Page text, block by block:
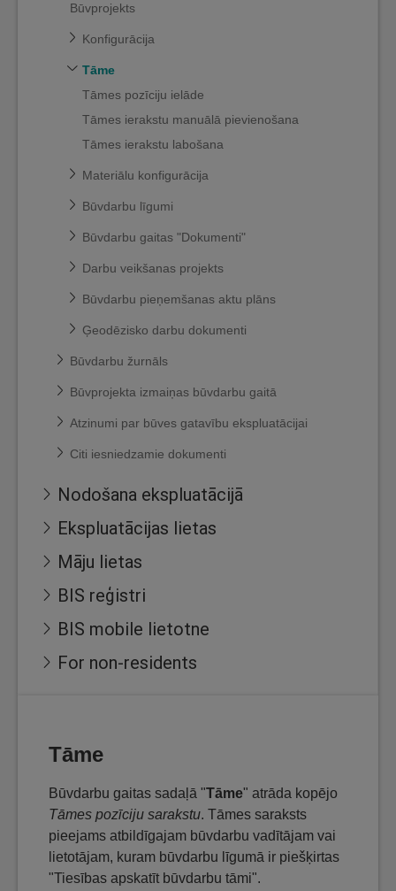
Būvprojekts
Konfigurācija
Tāme
Tāmes pozīciju ielāde
Tāmes ierakstu manuālā pievienošana
Tāmes ierakstu labošana
Materiālu konfigurācija
Būvdarbu līgumi
Būvdarbu gaitas "Dokumenti"
Darbu veikšanas projekts
Būvdarbu pieņemšanas aktu plāns
Ģeodēzisko darbu dokumenti
Būvdarbu žurnāls
Būvprojekta izmaiņas būvdarbu gaitā
Atzinumi par būves gatavību ekspluatācijai
Citi iesniedzamie dokumenti
Nodošana ekspluatācijā
Ekspluatācijas lietas
Māju lietas
BIS reģistri
BIS mobile lietotne
For non-residents
Tāme
Būvdarbu gaitas sadaļā "Tāme" atrāda kopējo
Tāmes pozīciju sarakstu. Tāmes saraksts
pieejams atbildīgajam būvdarbu vadītājam vai
lietotājam, kuram būvdarbu līgumā ir piešķirtas
"Tiesības apskatīt būvdarbu tāmi".